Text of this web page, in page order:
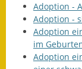
Adoption -
Adoption -
Adoption
im
Adoption